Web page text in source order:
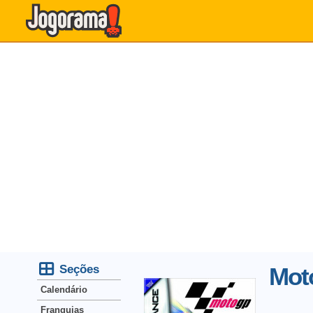
Seções
Calendário
Franquias